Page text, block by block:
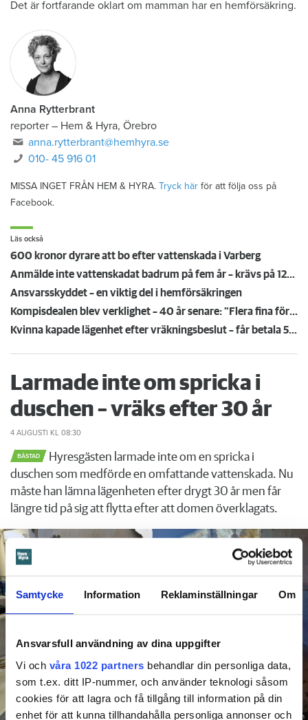
Samtycke Information Reklaminställningar Om
Ansvarsfull användning av dina uppgifter
Vi och våra 1022 partners behandlar din personliga data,
som t.ex. ditt IP-nummer, och använder teknologi såsom
cookies för att lagra och få tillgång till information på din
enhet för att kunna tillhandahålla personliga annonser och
Det är fortfarande oklart om mamman har en hemförsäkring.
Anna Rytterbrant
reporter – Hem & Hyra, Örebro
anna.rytterbrant@hemhyra.se
010- 45 916 01
MISSA INGET FRÅN HEM & HYRA. Tryck här för att följa oss på
Facebook.
Läs också
600 kronor dyrare att bo efter vattenskada i Varberg
Anmälde inte vattenskadat badrum på fem år – krävs på 125 000 kronor
Ansvarsskyddet – en viktig del i hemförsäkringen
Kompisdealen blev verklighet – 40 år senare: "Flera fina fördelar med att dela bostad"
Kvinna kapade lägenhet efter vräkningsbeslut – får betala 50 000
Larmade inte om spricka i
duschen – vräks efter 30 år
4 AUGUSTI KL 08:30
BÅSTAD
Hyresgästen larmade inte om en spricka i
duschen som medförde en omfattande vattenskada. Nu
måste han lämna lägenheten efter drygt 30 år men får
längre tid på sig att flytta efter att domen överklagats.
Foto: Hyresnämnden